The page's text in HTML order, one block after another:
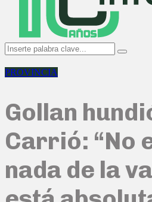
Search
for:
Search
PROVINCIA
Gollan
Carrió: “No
nada de la